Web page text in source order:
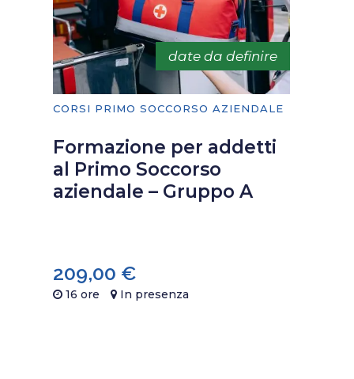
date da definire
CORSI PRIMO SOCCORSO AZIENDALE
Formazione per addetti
al Primo Soccorso
aziendale – Gruppo A
209,00 €
16 ore In presenza